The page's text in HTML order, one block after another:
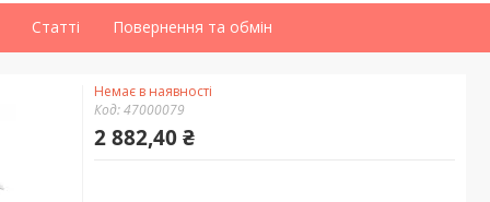
Статті Повернення та обмін
Немає в наявності
Код:47000079
2 882,40 ₴